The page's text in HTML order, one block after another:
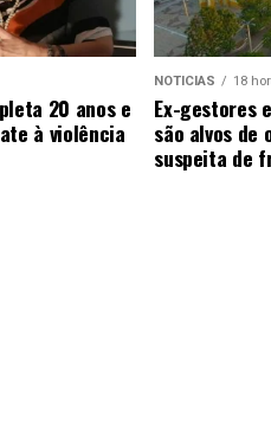
20 anos e
à violência
NOTICIAS 18
Ex-gestores
são alvos de
suspeita de